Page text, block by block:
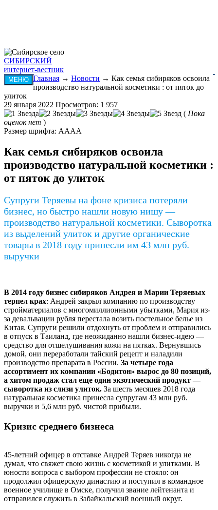
СИБИРСКИЙ
интернет-вестник
МЕНЮ Главная → Новости → Как семья сибиряков освоила
производство натуральной косметики : от пяток до
улиток
29 января 2022 Просмотров: 1 957
( Пока
оценок нет )
Размер шрифта: AAAA
Как семья сибиряков освоила
производство натуральной косметики :
от пяток до улиток
Супруги Теряевы на фоне кризиса потеряли
бизнес, но быстро нашли новую нишу —
производство натуральной косметики. Сыворотка
из выделений улиток и другие органические
товары в 2018 году принесли им 43 млн руб.
выручки
В 2014 году бизнес сибиряков Андрея и Марии Теряевых
терпел крах: Андрей закрыл компанию по производству
стройматериалов с многомиллионными убытками, Мария из-
за девальвации рубля перестала возить постельное белье из
Китая. Супруги решили отдохнуть от проблем и отправились
в отпуск в Таиланд, где неожиданно нашли бизнес-идею —
средство для отшелушивания кожи на пятках. Вернувшись
домой, они переработали тайский рецепт и наладили
производство препарата в России. За четыре года
ассортимент их компании «Бодитон» вырос до 80 позиций,
а хитом продаж стал еще один экзотический продукт —
сыворотка из слизи улиток. За шесть месяцев 2018 года
натуральная косметика принесла супругам 43 млн руб.
выручки и 5,6 млн руб. чистой прибыли.
Кризис среднего бизнеса
45-летний офицер в отставке Андрей Теряев никогда не
думал, что свяжет свою жизнь с косметикой и улитками. В
юности вопроса с выбором профессии не стояло: он
продолжил офицерскую династию и поступил в командное
военное училище в Омске, получил звание лейтенанта и
отправился служить в Забайкальский военный округ.